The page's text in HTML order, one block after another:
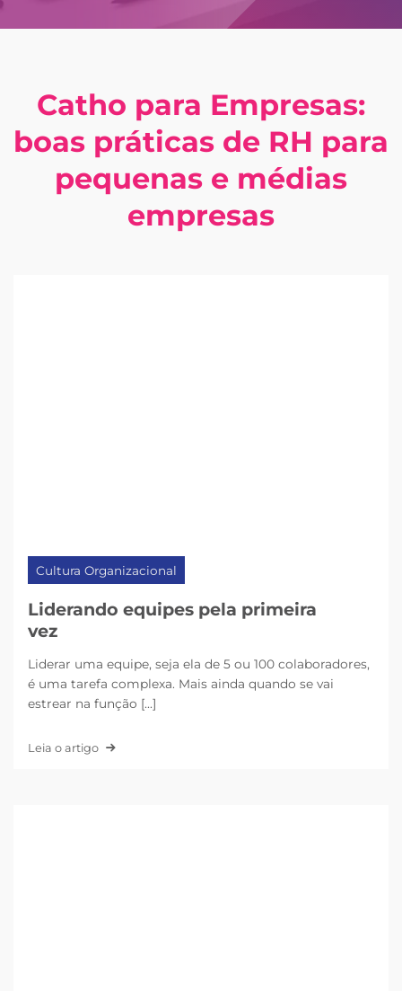
Catho para Empresas:
boas práticas de RH para
pequenas e médias
empresas
Cultura Organizacional
Liderando equipes pela primeira
vez
Liderar uma equipe, seja ela de 5 ou 100 colaboradores,
é uma tarefa complexa. Mais ainda quando se vai
estrear na função [...]
Leia o artigo